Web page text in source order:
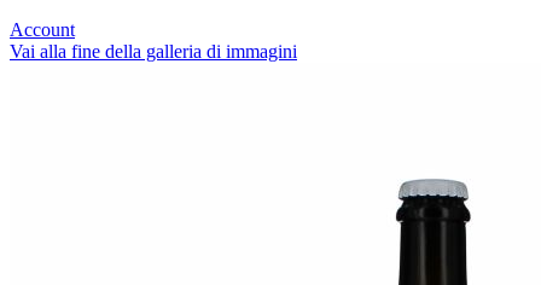
Account
Vai alla fine della galleria di immagini